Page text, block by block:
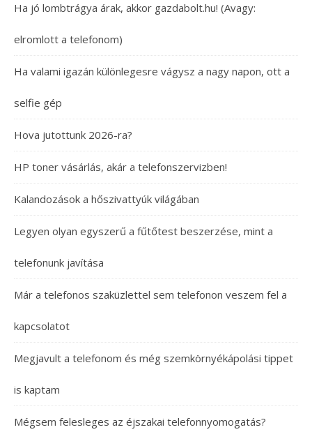
Ha jó lombtrágya árak, akkor gazdabolt.hu! (Avagy:
elromlott a telefonom)
Ha valami igazán különlegesre vágysz a nagy napon, ott a
selfie gép
Hova jutottunk 2026-ra?
HP toner vásárlás, akár a telefonszervizben!
Kalandozások a hőszivattyúk világában
Legyen olyan egyszerű a fűtőtest beszerzése, mint a
telefonunk javítása
Már a telefonos szaküzlettel sem telefonon veszem fel a
kapcsolatot
Megjavult a telefonom és még szemkörnyékápolási tippet
is kaptam
Mégsem felesleges az éjszakai telefonnyomogatás?